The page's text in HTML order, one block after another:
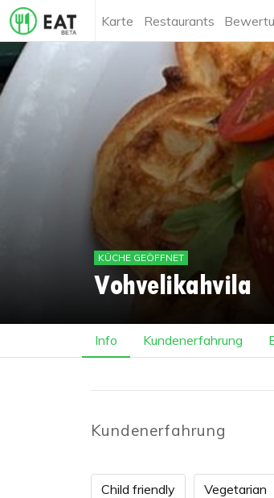
Karte Restaurants
KÜCHE GEÖFFNET
Vohvelikahvila
Info Kundenerfahrung
Kundenerfahrung
Child friendly Vegetarian